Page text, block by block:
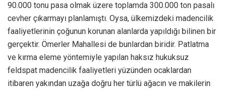
90.000 tonu pasa olmak üzere toplamda 300.000 ton pasalı
cevher çıkarmayı planlamıştı. Oysa, ülkemizdeki madencilik
faaliyetlerinin çoğunun korunan alanlarda yapıldığı bilinen bir
gerçektir. Ömerler Mahallesi de bunlardan biridir. Patlatma
ve kırma eleme yöntemiyle yapılan haksız hukuksuz
feldspat madencilik faaliyetleri yüzünden ocaklardan
itibaren yakından uzağa doğru her türlü ağacın ve makilerin